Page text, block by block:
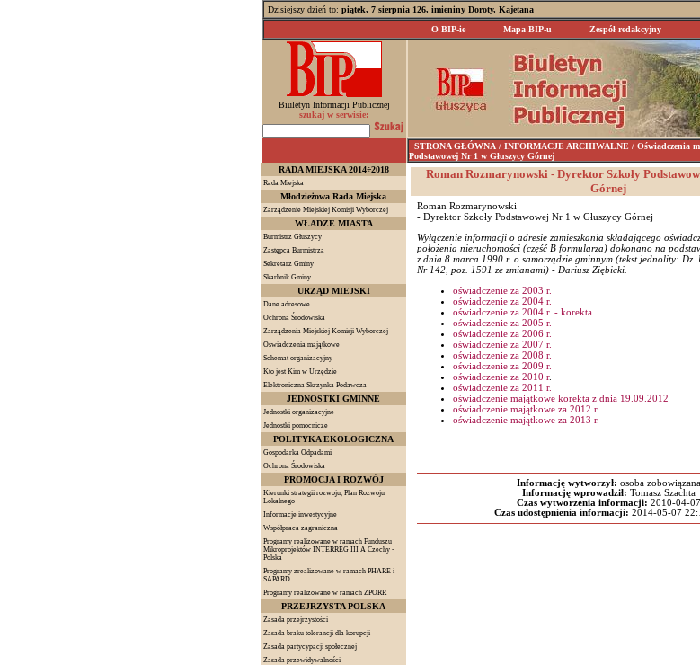
Dzisiejszy dzień to: piątek, 7 sierpnia 126, imieniny Doroty, Kajetana
O BIP-ie
Mapa BIP-u Zespół redakcyjny
Biuletyn Informacji Publicznej
szukaj w serwisie:
STRONA GŁÓWNA / INFORMACJE ARCHIWALNE / Oświadczenia
Podstawowej Nr 1 w Głuszycy Górnej
RADA MIEJSKA 2014÷2018
Rada Miejska
Młodzieżowa Rada Miejska
Zarządzenie Miejskiej Komisji Wyborczej
WŁADZE MIASTA
Burmistrz Głuszycy
Zastępca Burmistrza
Sekretarz Gminy
Skarbnik Gminy
URZĄD MIEJSKI
Dane adresowe
Ochrona Środowiska
Zarządzenia Miejskiej Komisji Wyborczej
Oświadczenia majątkowe
Schemat organizacyjny
Kto jest Kim w Urzędzie
Elektroniczna Skrzynka Podawcza
JEDNOSTKI GMINNE
Jednostki organizacyjne
Jednostki pomocnicze
POLITYKA EKOLOGICZNA
Gospodarka Odpadami
Ochrona Środowiska
PROMOCJA I ROZWÓJ
Kierunki strategii rozwoju, Plan Rozwoju
Lokalnego
Informacje inwestycyjne
Współpraca zagraniczna
Programy realizowane w ramach Funduszu
Mikroprojektów INTERREG III A Czechy -
Polska
Programy zrealizowane w ramach PHARE i
SAPARD
Programy realizowane w ramach ZPORR
PRZEJRZYSTA POLSKA
Zasada przejrzystości
Zasada braku tolerancji dla korupcji
Zasada partycypacji społecznej
Zasada przewidywalności
Roman Rozmarynowski - Dyrektor Szkoły
Górnej
Roman Rozmarynowski
- Dyrektor Szkoły Podstawowej Nr 1 w Głuszycy Górnej
Wyłączenie informacji o adresie zamieszkania składającego
położenia nieruchomości (część B formularza) dokonano na
z dnia 8 marca 1990 r. o samorządzie gminnym (tekst jednolity:
Nr 142, poz. 1591 ze zmianami) - Dariusz Ziębicki.
oświadczenie za 2003 r.
oświadczenie za 2004 r.
oświadczenie za 2004 r. - korekta
oświadczenie za 2005 r.
oświadczenie za 2006 r.
oświadczenie za 2007 r.
oświadczenie za 2008 r.
oświadczenie za 2009 r.
oświadczenie za 2010 r.
oświadczenie za 2011 r.
oświadczenie majątkowe korekta z dnia 19.09.2012
oświadczenie majątkowe za 2012 r.
oświadczenie majątkowe za 2013 r.
Informację wytworzył: osoba zobowiązana
Informację wprowadził: Tomasz Szachta
Czas wytworzenia informacji: 2010-04-07
Czas udostępnienia informacji: 2014-05-07